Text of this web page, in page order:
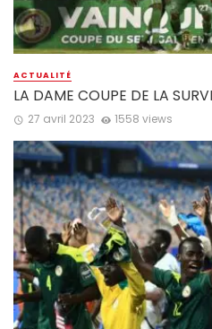
ACTUALITÉ
LA DAME COUPE DE LA
27 avril 2023 1558 views